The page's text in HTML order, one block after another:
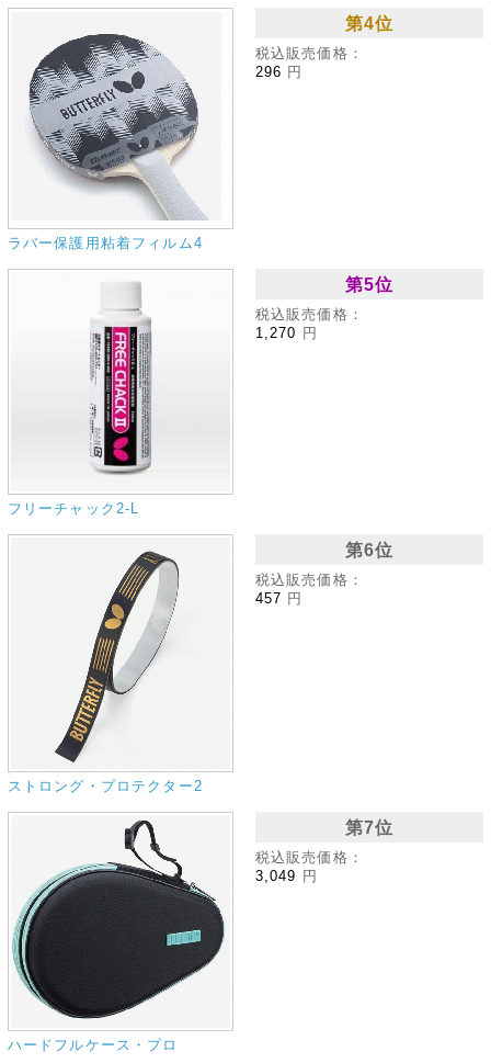
第4位
税込販売価格：
296 円
ラバー保護用粘着フィルム4
第5位
税込販売価格：
1,270 円
フリーチャック2‐L
第6位
税込販売価格：
457 円
ストロング・プロテクター2
第7位
税込販売価格：
3,049 円
ハードフルケース・プロ